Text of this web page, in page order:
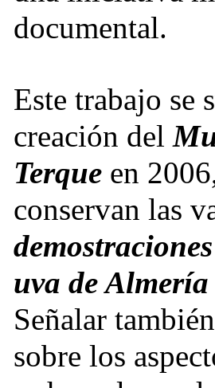
documental.
Este trabajo se
creación del
Terque en
conservan las
uva de Almería
Señalar
sobre los